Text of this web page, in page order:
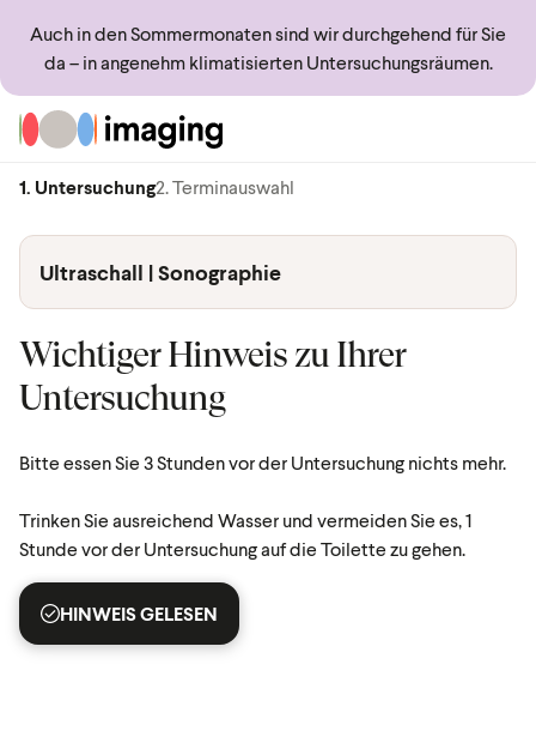
Auch in den Sommermonaten sind wir durchgehend für Sie
da – in angenehm klimatisierten Untersuchungsräumen.
Zur Startseite
1. Untersuchung2. Terminauswahl
Ultraschall | Sonographie
Wichtiger Hinweis zu Ihrer
Untersuchung
Bitte essen Sie 3 Stunden vor der Untersuchung nichts mehr.
Trinken Sie ausreichend Wasser und vermeiden Sie es, 1
Stunde vor der Untersuchung auf die Toilette zu gehen.
HINWEIS GELESEN